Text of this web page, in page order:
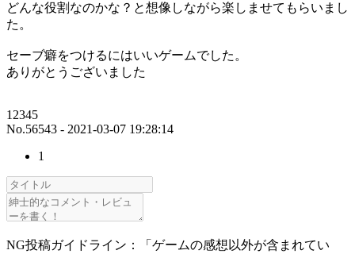
どんな役割なのかな？と想像しながら楽しませてもらいまし
た。
セーブ癖をつけるにはいいゲームでした。
ありがとうございました
12345
No.56543 - 2021-03-07 19:28:14
1
NG投稿ガイドライン：「ゲームの感想以外が含まれてい